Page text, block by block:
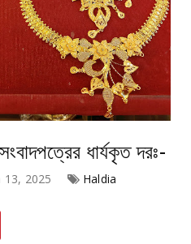
ধার্যকৃত দরঃ-
13, 2025 Haldia